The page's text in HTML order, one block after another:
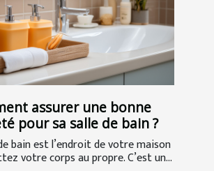
assurer une bonne
pour sa salle de bain ?
bain est l’endroit de votre maison
votre corps au propre. C’est un...